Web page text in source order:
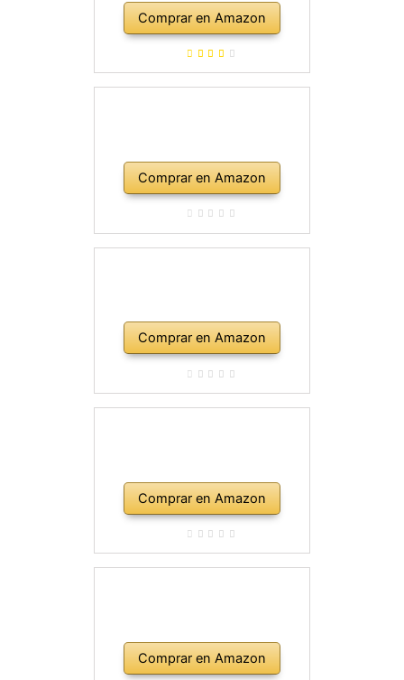
Comprar en Amazon
Comprar en Amazon
Comprar en Amazon
Comprar en Amazon
Comprar en Amazon